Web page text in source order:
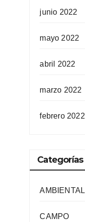
junio 2022
mayo 2022
abril 2022
marzo 2022
febrero 2022
Categorías
AMBIENTAL
CAMPO